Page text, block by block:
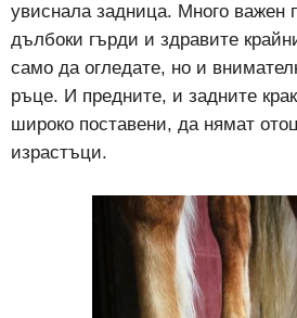
увиснала задница. Много важен
дълбоки гърди и здравите
само да огледате, но и
ръце. И предните, и задните
широко поставени, да нямат
израстъци.